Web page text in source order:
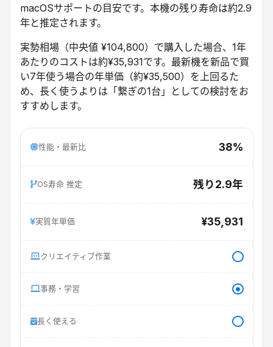
macOSサポートの目安です。本機の残り寿命は約2.9
年と推定されます。
実勢相場（中央値 ¥104,800）で購入した場合、1年
あたりのコストは約¥35,931です。最新機を新品で買
い7年使う場合の年単価（約¥35,500）を上回るた
め、長く使うよりは「繋ぎの1台」としての検討をお
すすめします。
性能・最新比 38%
OS寿命 推定 残り2.9年
実質年単価 ¥35,931
クリエイティブ作業
事務・学習
長く使える